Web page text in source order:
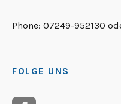
Phone: 07249-952130
FOLGE UNS